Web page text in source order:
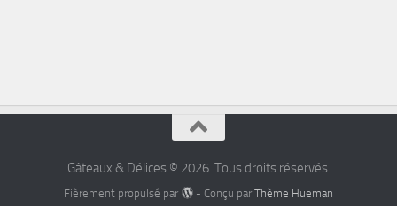
Gâteaux & Délices © 2026. Tous droits réservés.
Fièrement propulsé par - Conçu par Thème Hueman